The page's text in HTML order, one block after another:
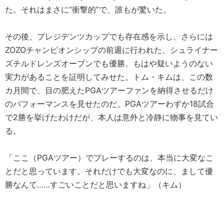
た。それはまさに“衝撃的”で、誰もが驚いた。
その後、プレジデンツカップでも存在感を示し、さらには
ZOZOチャンピオンシップの前週に行われた、シュライナー
ズチルドレンズオープンでも優勝。もはや疑いようのない
実力があることを証明してみせた。トム・キムは、この数
カ月間で、目の肥えたPGAツアーファンを納得させるだけ
のパフォーマンスを見せたのだ。PGAツアーわずか18試合
で2勝を挙げたわけだが、本人は意外と冷静に物事を見てい
る。
「ここ（PGAツアー）でプレーするのは、本当に大変なこ
とだと思っています。それだけでも大変なのに、まして優
勝なんて……すごいことだと思いますね」（キム）